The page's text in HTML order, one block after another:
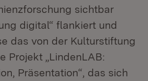
sichtbar
digital“ flankiert und
das von der Kulturstiftung
Projekt „LindenLAB:
Präsentation“, das sich